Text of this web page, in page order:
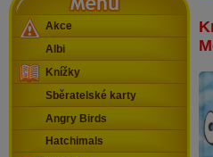
Akce
Albi
Knížky
Sběratelské karty
Angry Birds
Hatchimals